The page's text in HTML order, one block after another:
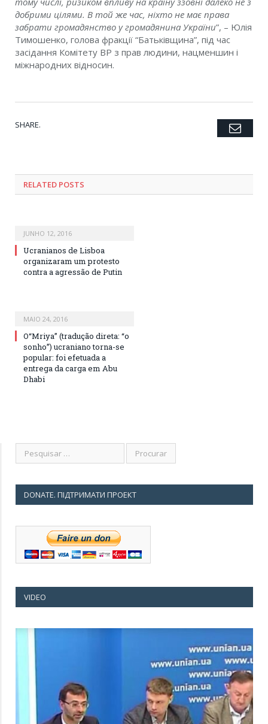
добрими цілями. В той же час, ніхто не має права
забрати громадянство у громадянина України”, – Юлія
Тимошенко, голова фракції “Батьківщина”, під час
засідання Комітету ВР з прав людини, нацменшин і
міжнародних відносин.
SHARE. Twitter
Facebook
Google+
Pinterest
LinkedIn
Tumblr
RELATED POSTS
JUNHO 12, 2016
Ucranianos de Lisboa
organizaram um protesto
contra a agressão de Putin
MAIO 24, 2016
O“Mriya” (tradução direta: “o
sonho”) ucraniano torna-se
popular: foi efetuada a
entrega da carga em Abu
Dhabi
DONATE. ПІДТРИМАТИ ПРОЕКТ
VIDEO